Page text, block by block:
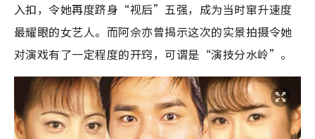
入扣，令她再度跻身“视后”五强，成为当时窜升速度
最耀眼的女艺人。而阿佘亦曾揭示这次的实景拍摄令她
对演戏有了一定程度的开窍，可谓是“演技分水岭”。